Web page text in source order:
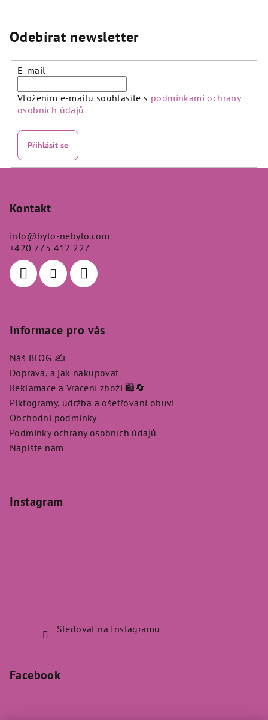
Odebírat newsletter
E-mail
Vložením e-mailu souhlasíte s podmínkami ochrany
osobních údajů
Přihlásit se
Kontakt
info@bylo-nebylo.com
+420 775 412 227
Informace pro vás
Náš BLOG ✍️
Doprava, a jak nakupovat
Reklamace a Vrácení zboží 🛍️🔄
Piktogramy, údržba a ošetřování obuvi
Obchodní podmínky
Podmínky ochrany osobních údajů
Napište nám
Instagram
Sledovat na Instagramu
Facebook